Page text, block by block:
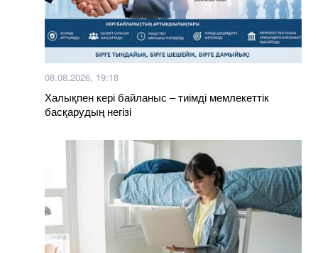
08.08.2026, 19:18
Халықпен кері байланыс – тиімді мемлекеттік
басқарудың негізі